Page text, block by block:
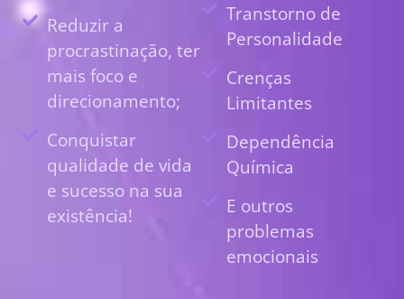
Reduzir a
procrastinação, ter
mais foco e
direcionamento;
Conquistar
qualidade de vida
e sucesso na sua
existência!
Transtorno de
Personalidade
Crenças
Limitantes
Dependência
Química
E outros
problemas
emocionais